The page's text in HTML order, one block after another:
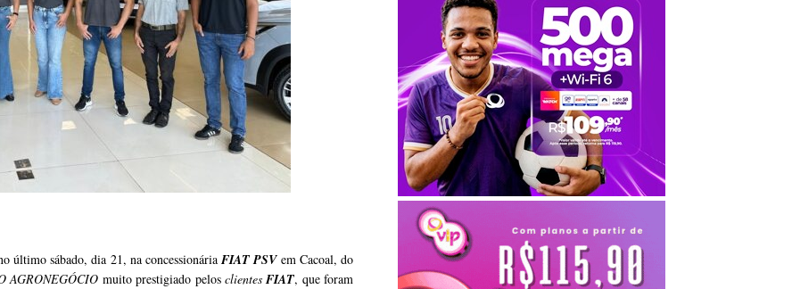
último sábado, dia 21, na concessionáriaFIAT PSV em Cacoal, do
AGRONEGÓCIO muito prestigiado pelos clientesFIAT, que foram